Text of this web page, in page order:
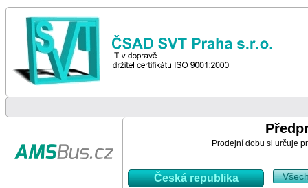
Prodejní dobu si určuje
Česká republika